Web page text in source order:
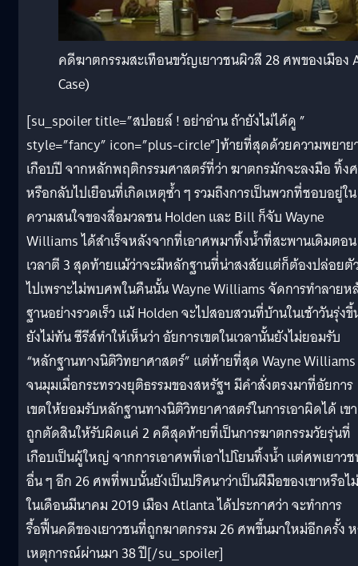
คดีฆาตกรรมสะเทือนขวัญเยาวชนผิวสี 28 ศพของเมือง
Case)
[su_spoiler title=”สปอยล์ ! อย่าอ่าน ถ้ายังไม่ได้ดู ”
style=”fancy” icon=”plus-circle”]ท้ายที่สุดด้วยความพยาย
เกือบปี จากหลักพฤติกรรมศาสตร์ที่ว่า ฆาตกรมักจะลงมือ ทิ้ง
หรือกลับไปเยือนที่เกิดเหตุซ้ำ ๆ รวมถึงการเป็นพวกที่ชอบอยู่ใน
ความสนใจของสื่อมวลชน Holden และ Bill ก็จับ Wayne
Williams ได้สำเร็จหลังจากที่เอาศพมาทิ้งน้ำที่สะพานเดิมตอน
เวลาตี 3 สุดท้ายแม้ว่าจะมีหลักฐานที่่น่าสงสัยแต่ก็ต้องปล่อยตั
ไปเพราะไม่พบศพในคืนนั้น Wayne Williams จัดการทำลายห
ฐานอย่างรวดเร็ว แม้ Holden จะไปสอบสวนที่บ้านในเช้าวันรุ่ง
ยังไม่ทัน ซีรีส์ทำให้เห็นว่า อัยการเขตในเวลานั้นยังไม่ยอมรับ
“หลักฐานทางนิติวิทยาศาสตร์” แต่ท้ายที่สุด Wayne
จนมุมเมื่อกระทรวงยุติธรรมของสหรัฐฯ มีคำสั่งตรงมาที่อัยการ
เขตให้ยอมรับหลักฐานทางนิติวิทยาศาสตร์ในการเอาผิดได้ เขา
ถูกตัดสินให้รับผิดแค่ 2 คดีสุดท้ายที่เป็นการฆาตกรรมวัยรุ่นที่
เกือบเป็นผู้ใหญ่ จากการเอาศพที่เอาไปโยนทิ้งน้ำ แต่ศพเยาว
อื่น ๆ อีก 26 ศพที่พบนั้นยังเป็นปริศนาว่าเป็นฝีมือของเขาหรือไม่
ในเดือนมีนาคม 2019 เมือง Atlanta ได้ประกาศว่า จะทำการ
รื้อฟื้นคดีของเยาวชนที่ถูกฆาตกรรม 26 ศพขึ้นมาใหม่อีกครั้ง
เหตุการณ์ผ่านมา 38 ปี[/su_spoiler]